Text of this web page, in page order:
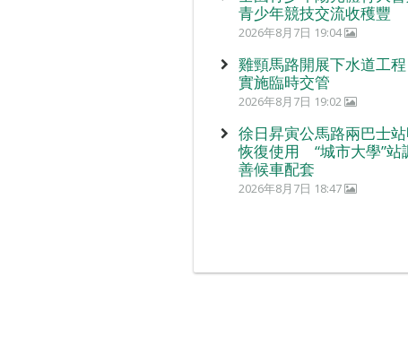
青少年競技交流收穫豐
2026年8月7日 19:04
雞頸馬路開展下水道工
實施臨時交管
2026年8月7日 19:02
徐日昇寅公馬路兩巴士
恢復使用 “城市大學”
善候車配套
2026年8月7日 18:47